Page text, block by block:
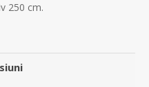
250 cm.